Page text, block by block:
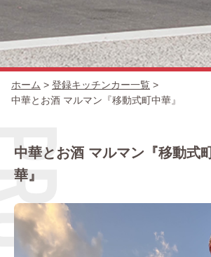
出店場所
出店の流れ
ホーム > 登録キッチンカー一覧 >
中華とお酒 マルマン『移動式町中華』
中華とお酒 マルマン『移動式
華』